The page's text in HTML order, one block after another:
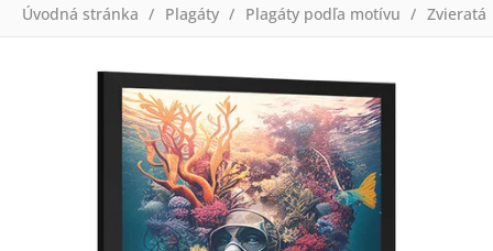
Úvodná stránka Plagáty Plagáty podľa motívu Zvieratá